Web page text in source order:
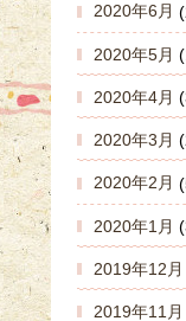
2020年6月
2020年5月
2020年4月
2020年3月
2020年2月
2020年1月
2019年12月
2019年11月